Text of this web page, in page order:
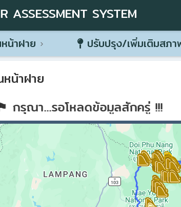
ASSESSMENT SYSTEM
น้าฝาย ปรับปรุง/เพิ่มเติมสภา
น้าฝาย
รุณา...รอโหลดข้อมูลสักครู่ !!!